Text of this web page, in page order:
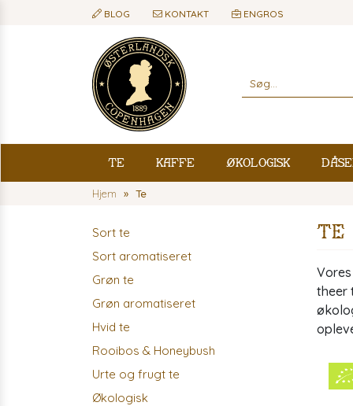
BLOG KONTAKT ENGROS
Te Kaffe Økologisk
Hjem Te
Sort te
Sort aromatiseret
Grøn te
Grøn aromatiseret
Hvid te
Rooibos & Honeybush
Urte og frugt te
Økologisk
Te
theer